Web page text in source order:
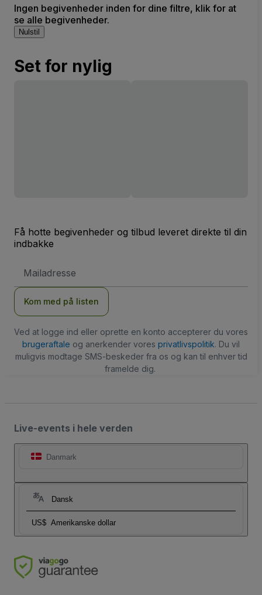
Ingen begivenheder inden for dine filtre, klik for at
se alle begivenheder.
Nulstil
Set for nylig
Få hotte begivenheder og tilbud leveret direkte til din
indbakke
adresse
Kom med på listen
Ved at logge ind eller oprette en konto accepterer du vores
brugeraftale og anerkender vores privatlivspolitik. Du vil
muligvis modtage SMS-beskeder fra os og kan til enhver tid
framelde dig.
Live-events i hele verden
Danmark
Dansk
US$ Amerikanske dollar